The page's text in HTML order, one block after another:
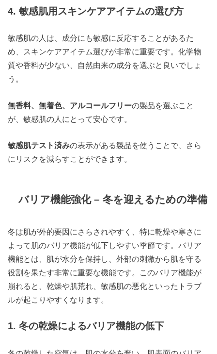
4. 敏感肌用スキンケアアイテムの選び方
敏感肌の人は、成分にも敏感に反応することがあるた
め、スキンケアアイテム選びが非常に重要です。化学物
質や香料が少ない、自然由来の成分を選ぶと良いでしょ
う。
無香料、無着色、アルコールフリーの製品を選ぶこと
が、敏感肌の人にとって安心です。
敏感肌テスト済みの表示がある製品を使うことで、さら
にリスクを減らすことができます。
バリア機能強化 – 冬を迎えるための準備
冬は肌が外的要因にさらされやすく、特に乾燥や寒さに
よって肌のバリア機能が低下しやすい季節です。バリア
機能とは、肌が水分を保持し、外部の刺激から肌を守る
役割を果たす非常に重要な機能です。このバリア機能が
崩れると、乾燥や肌荒れ、敏感肌の悪化といったトラブ
ルが起こりやすくなります。
1. 冬の乾燥によるバリア機能の低下